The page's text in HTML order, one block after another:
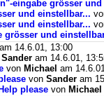
eingabe grösser
und einstellbar...
und einstellbar...
grösser und
am 14.6.01, 13:00
Sander am 14.6.01,
von Michael am
von Sander am
please von Michael